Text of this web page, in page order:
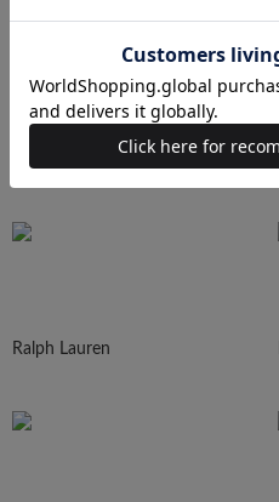
Ralph Lauren